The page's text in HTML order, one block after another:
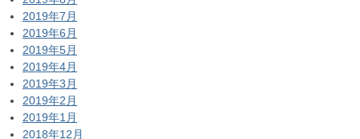
2019年7月
2019年6月
2019年5月
2019年4月
2019年3月
2019年2月
2019年1月
2018年12月